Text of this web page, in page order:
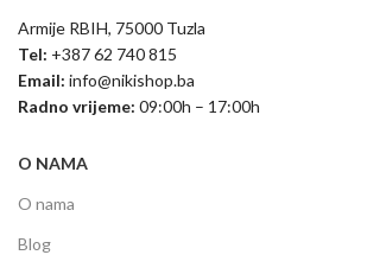
Armije RBIH, 75000 Tuzla
Tel: +387 62 740 815
Email: info@nikishop.ba
Radno vrijeme: 09:00h – 17:00h
O NAMA
O nama
Blog